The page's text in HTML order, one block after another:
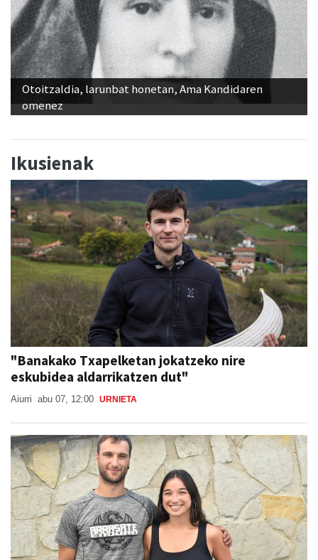
Otoitzaldia, larunbat honetan, Ama Kandidaren
omenez
Ikusienak
"Banakako Txapelketan jokatzeko nire
eskubidea aldarrikatzen dut"
Aiurri abu 07, 12:00 URNIETA